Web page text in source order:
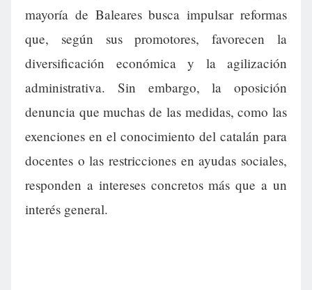
mayoría de Baleares busca impulsar reformas
que, según sus promotores, favorecen la
diversificación económica y la agilización
administrativa. Sin embargo, la oposición
denuncia que muchas de las medidas, como las
exenciones en el conocimiento del catalán para
docentes o las restricciones en ayudas sociales,
responden a intereses concretos más que a un
interés general.